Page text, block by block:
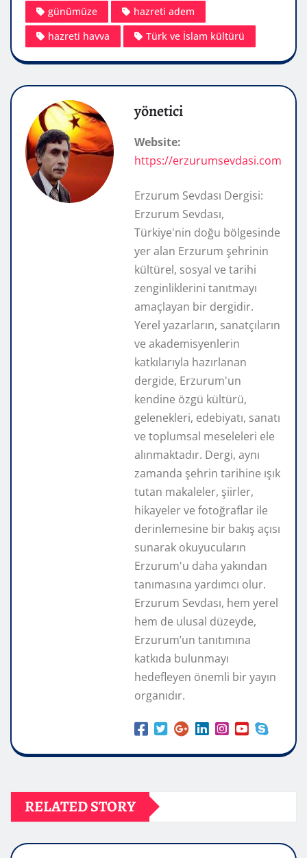
günümüze
hazreti adem
hazreti havva
Türk ve İslam kültürü
yönetici
Website:
https://erzurumsevdasi.com
Erzurum Sevdası Dergisi:
Erzurum Sevdası,
Türkiye'nin doğu bölgesinde
yer alan Erzurum şehrinin
kültürel, sosyal ve tarihi
zenginliklerini tanıtmayı
amaçlayan bir dergidir.
Yerel yazarların, sanatçıların
ve akademisyenlerin
katkılarıyla hazırlanan
dergide, Erzurum'un
kendine özgü kültürü,
gelenekleri, edebiyatı, sanatı
ve toplumsal meseleleri ele
alınmaktadır. Dergi, aynı
zamanda şehrin tarihine ışık
tutan makaleler, şiirler,
hikayeler ve fotoğraflar ile
derinlemesine bir bakış açısı
sunarak okuyucuların
Erzurum'u daha yakından
tanımasına yardımcı olur.
Erzurum Sevdası, hem yerel
hem de ulusal düzeyde,
Erzurum’un tanıtımına
katkıda bulunmayı
hedefleyen önemli bir yayın
organıdır.
RELATED STORY